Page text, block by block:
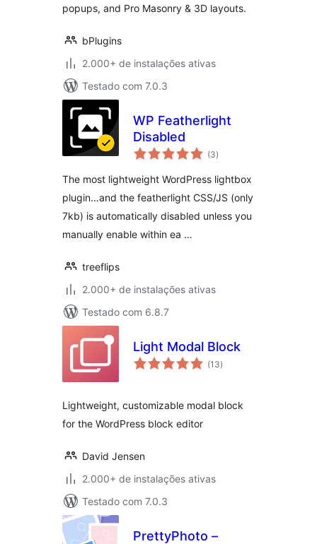
popups, and Pro Masonry & 3D layouts.
bPlugins
2.000+ de instalações ativas
Testado com 7.0.3
WP Featherlight
Disabled
(3total
de
)
The most lightweight WordPress lightbox
plugin…and the featherlight CSS/JS (only
7kb) is automatically disabled unless you
manually enable within ea …
treeflips
2.000+ de instalações ativas
Testado com 6.8.7
Light Modal Block
(13total
de
)
Lightweight, customizable modal block
for the WordPress block editor
David Jensen
2.000+ de instalações ativas
Testado com 7.0.3
PrettyPhoto –